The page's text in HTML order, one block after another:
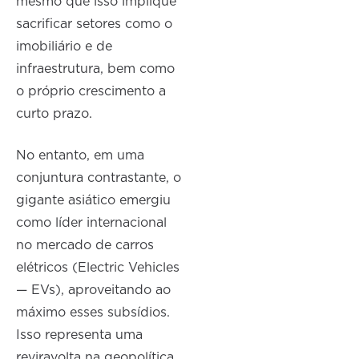
sacrificar setores como o
imobiliário e de
infraestrutura, bem como
o próprio crescimento a
curto prazo.
No entanto, em uma
conjuntura contrastante, o
gigante asiático emergiu
como líder internacional
no mercado de carros
elétricos (Electric Vehicles
— EVs), aproveitando ao
máximo esses subsídios.
Isso representa uma